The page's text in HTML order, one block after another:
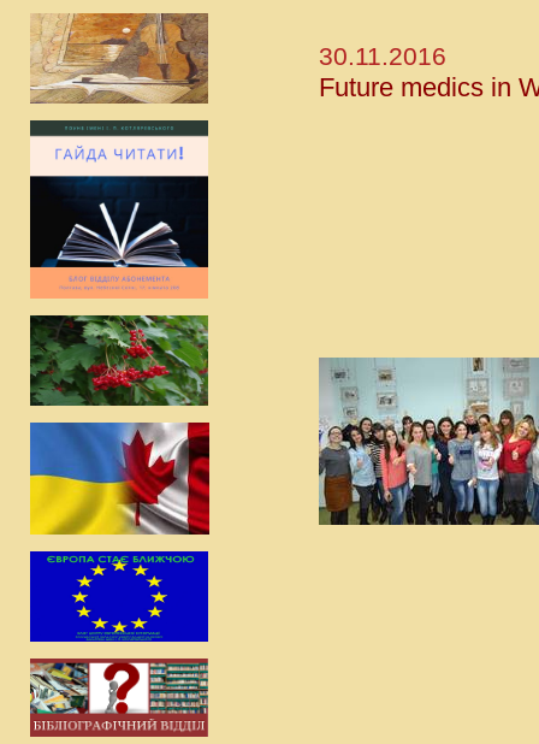
30.11.2016
Future medics in